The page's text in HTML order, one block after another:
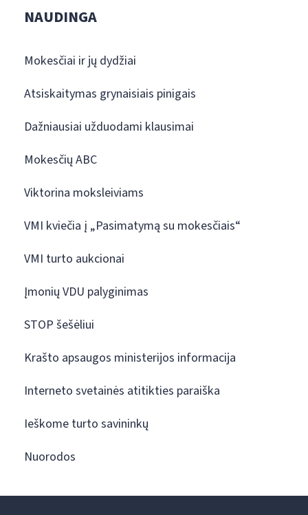
NAUDINGA
Mokesčiai ir jų dydžiai
Atsiskaitymas grynaisiais pinigais
Dažniausiai užduodami klausimai
Mokesčių ABC
Viktorina moksleiviams
VMI kviečia į „Pasimatymą su mokesčiais“
VMI turto aukcionai
Įmonių VDU palyginimas
STOP šešėliui
Krašto apsaugos ministerijos informacija
Interneto svetainės atitikties paraiška
Ieškome turto savininkų
Nuorodos